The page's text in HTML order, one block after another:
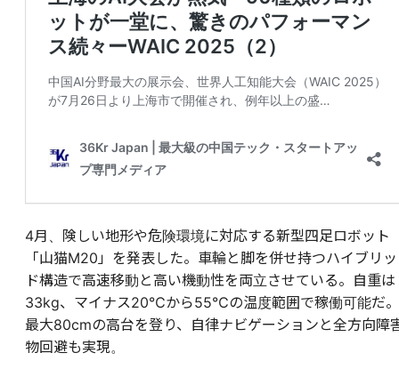
4月、険しい地形や危険環境に対応する新型四足ロボット
「山猫M20」を発表した。車輪と脚を併せ持つハイブリッ
ド構造で高速移動と高い機動性を両立させている。自重は
33kg、マイナス20℃から55℃の温度範囲で稼働可能だ。
最大80cmの高台を登り、自律ナビゲーションと全方向障
物回避も実現。